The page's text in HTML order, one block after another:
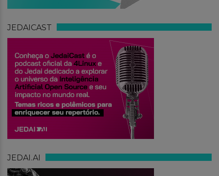
JEDAICAST
JEDAI.AI